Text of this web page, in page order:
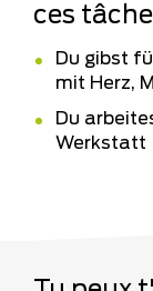
ces
Du gibst
mit Herz,
Du
Werkstatt